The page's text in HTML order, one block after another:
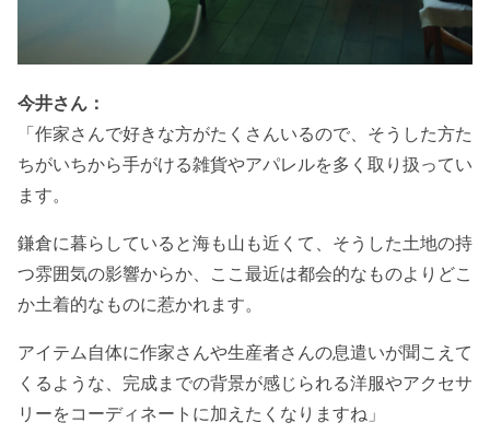
今井さん：
「作家さんで好きな方がたくさんいるので、そうした方た
ちがいちから手がける雑貨やアパレルを多く取り扱ってい
ます。
鎌倉に暮らしていると海も山も近くて、そうした土地の持
つ雰囲気の影響からか、ここ最近は都会的なものよりどこ
か土着的なものに惹かれます。
アイテム自体に作家さんや生産者さんの息遣いが聞こえて
くるような、完成までの背景が感じられる洋服やアクセサ
リーをコーディネートに加えたくなりますね」